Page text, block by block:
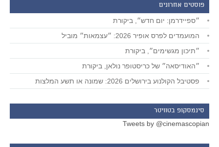
פוסטים אחרונים
״ספיידרמן: יום חדש״, ביקורת
המועמדים לפרס אופיר 2026: ״עצמאות״ מוביל
״תיכון מגשימים״, ביקורת
״האודיסאה״ של כריסטופר נולאן, ביקורת
פסטיבל הקולנוע בירושלים 2026: שמונה או תשע המלצות
סינמסקופ בטוויטר
Tweets by @cinemascopian